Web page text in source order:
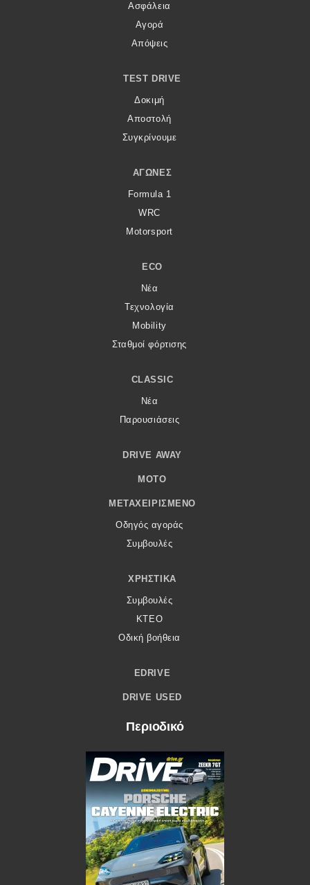
Ασφάλεια
Αγορά
Απόψεις
TEST DRIVE
Δοκιμή
Αποστολή
Συγκρίνουμε
ΑΓΏΝΕΣ
Formula 1
WRC
Motorsport
ECO
Νέα
Τεχνολογία
Mobility
Σταθμοί φόρτισης
CLASSIC
Νέα
Παρουσιάσεις
DRIVE AWAY
MOTO
ΜΕΤΑΧΕΙΡΙΣΜΈΝΟ
Οδηγός αγοράς
Συμβουλές
ΧΡΗΣΤΙΚΆ
Συμβουλές
ΚΤΕΟ
Οδική βοήθεια
EDRIVE
DRIVE USED
Περιοδικό